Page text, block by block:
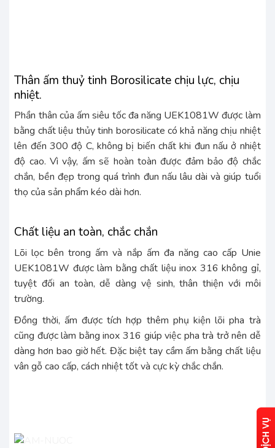
Thân ấm thuỷ tinh Borosilicate chịu lực, chịu
nhiệt.
Phần thân của ấm siêu tốc đa năng UEK1081W được làm
bằng chất liệu thủy tinh borosilicate có khả năng chịu nhiệt
lên đến 300 độ C, không bị biến chất khi đun nấu ở nhiệt
độ cao. Vì vậy, ấm sẽ hoàn toàn được đảm bảo độ chắc
chắn, bền đẹp trong quá trình đun nấu lâu dài và giúp tuổi
thọ của sản phẩm kéo dài hơn.
Chất liệu an toàn, chắc chắn
Lõi lọc bên trong ấm và nắp ấm đa năng cao cấp Unie
UEK1081W được làm bằng chất liệu inox 316 không gỉ,
tuyệt đối an toàn, dễ dàng vệ sinh, thân thiện với môi
trường.
Đồng thời, ấm được tích hợp thêm phụ kiện lõi pha trà
cũng được làm bằng inox 316 giúp việc pha trà trở nên dễ
dàng hơn bao giờ hết. Đặc biệt tay cầm ấm bằng chất liệu
vân gỗ cao cấp, cách nhiệt tốt và cực kỳ chắc chắn.